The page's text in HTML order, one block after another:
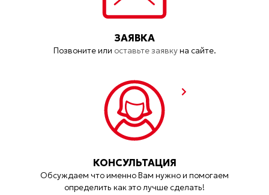
ЗАЯВКА
Позвоните или оставьте заявкуна сайте.
КОНСУЛЬТАЦИЯ
Обсуждаем что именно Вам нужно и помогаем
определить как это лучше сделать!